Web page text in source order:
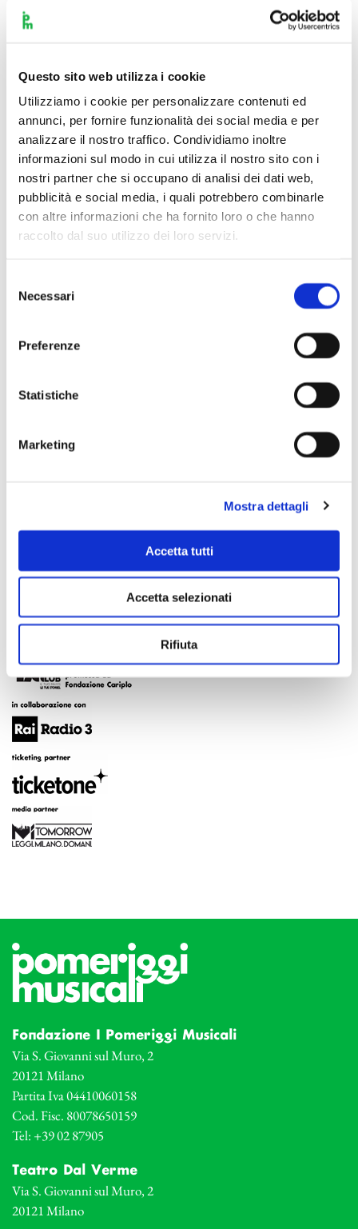
Questo sito web utilizza i cookie
Utilizziamo i cookie per personalizzare contenuti ed
annunci, per fornire funzionalità dei social media e per
analizzare il nostro traffico. Condividiamo inoltre
informazioni sul modo in cui utilizza il nostro sito con i
nostri partner che si occupano di analisi dei dati web,
pubblicità e social media, i quali potrebbero combinarle
con altre informazioni che ha fornito loro o che hanno
raccolto dal suo utilizzo dei loro servizi.
delNecessari
Preferenze
Statistiche
Marketing
Mostra dettagli
Accetta tutti
Accetta selezionati
Rifiuta
convocati l’orchestra di solo archi e una tromba concertante,
il cui contributo, non certo paritario al collega pianista,
lavoro Šostakovič traduce la temperie estetica neoclassica
tanto rilevante nella musica d’arte europea negli anni Venti e
Trenta. Lo fa ricorrendo a un’asciuttezza ed essenzialità di
scrittura che pare saltare d’un balzo tutta la stagione
romantica e persino il classicismo (sebbene non manchino,
nell’ultimo tempo, citazioni da Haydn e Beethoven), per
attingere a sonorità e stilemi barocchi. […] Sintesi suprema di
esperienze musicali, culturali ed esistenziali, la “Jupiter” lo è
cela miracolosamente le giunture al punto da convincere
l’ascoltatore che il fluire d’un linguaggio nel suo opposto sia
naturale».
Fondazione I Pomeriggi Musicali
Via S. Giovanni sul Muro, 2
20121 Milano
Partita Iva 04410060158
Cod. Fisc. 80078650159
Tel: +39 02 87905
Teatro Dal Verme
Via S. Giovanni sul Muro, 2
20121 Milano